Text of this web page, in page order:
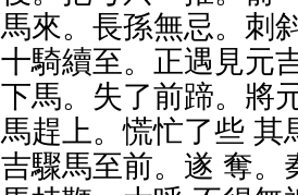
馬來。長孫無忌。刺
十騎續至。正遇見元
下馬。失了前蹄。將
馬趕上。慌忙了些 其
吉驟馬至前。遂 奪。